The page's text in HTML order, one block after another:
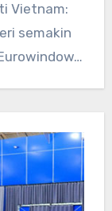
Vietnam:
semakin